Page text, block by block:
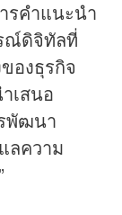
รคำแนะนำ
ณ์ดิจิทัลที่
องธุรกิจ
เสนอ
พัฒนา
ลความ